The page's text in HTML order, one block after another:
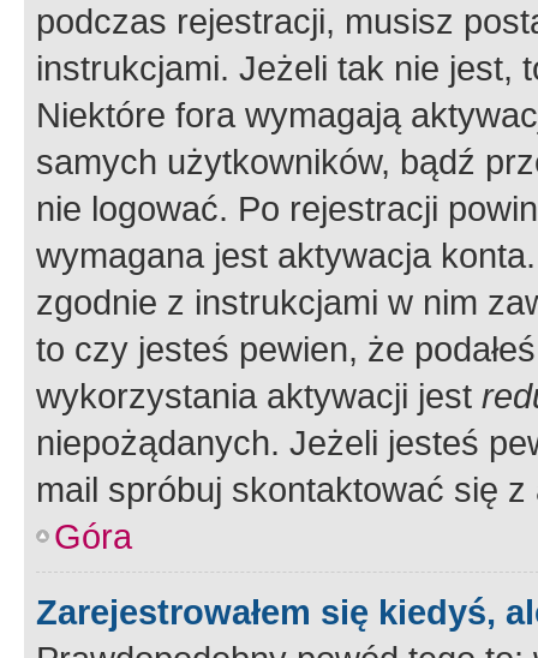
podczas rejestracji, musisz
instrukcjami. Jeżeli tak nie jest,
Niektóre fora wymagają
samych użytkowników, bądź
nie logować. Po rejestracji
wymagana jest aktywacja
zgodnie z instrukcjami w nim
to czy jesteś pewien, że
wykorzystania aktywacji jest
niepożądanych. Jeżeli jesteś
mail spróbuj skontaktować się
Góra
Zarejestrowałem się kiedyś,